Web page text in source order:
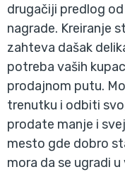
drugačiji predlog
nagrade. Kreiranje
zahteva dašak
potreba vaših
prodajnom putu.
trenutku i odbiti
prodate manje i
mesto gde dobro
mora da se ugradi